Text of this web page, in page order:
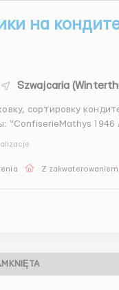
на
Szwajcaria
сортировку
1946 AG Владимир Александрович
Z zakwaterowaniem